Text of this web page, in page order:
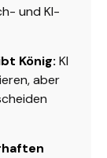
und KI-
König: KI
aber